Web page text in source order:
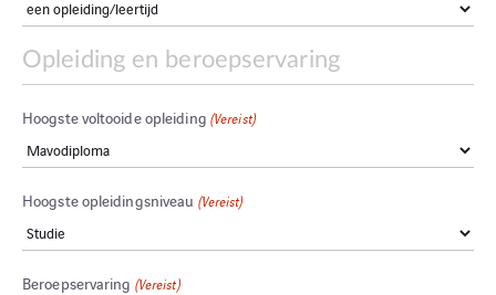
Opleiding en beroepservaring
Hoogste voltooide opleiding (Vereist)
Hoogste opleidingsniveau (Vereist)
Beroepservaring (Vereist)